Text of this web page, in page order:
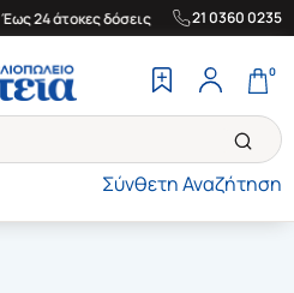
Έως 24 άτοκες δόσεις | Δωρεάν
21 0360 0235
Σύνθετη Αναζήτηση
0